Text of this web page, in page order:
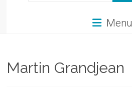
et
chercheurs
Menu
Martin Grandjean